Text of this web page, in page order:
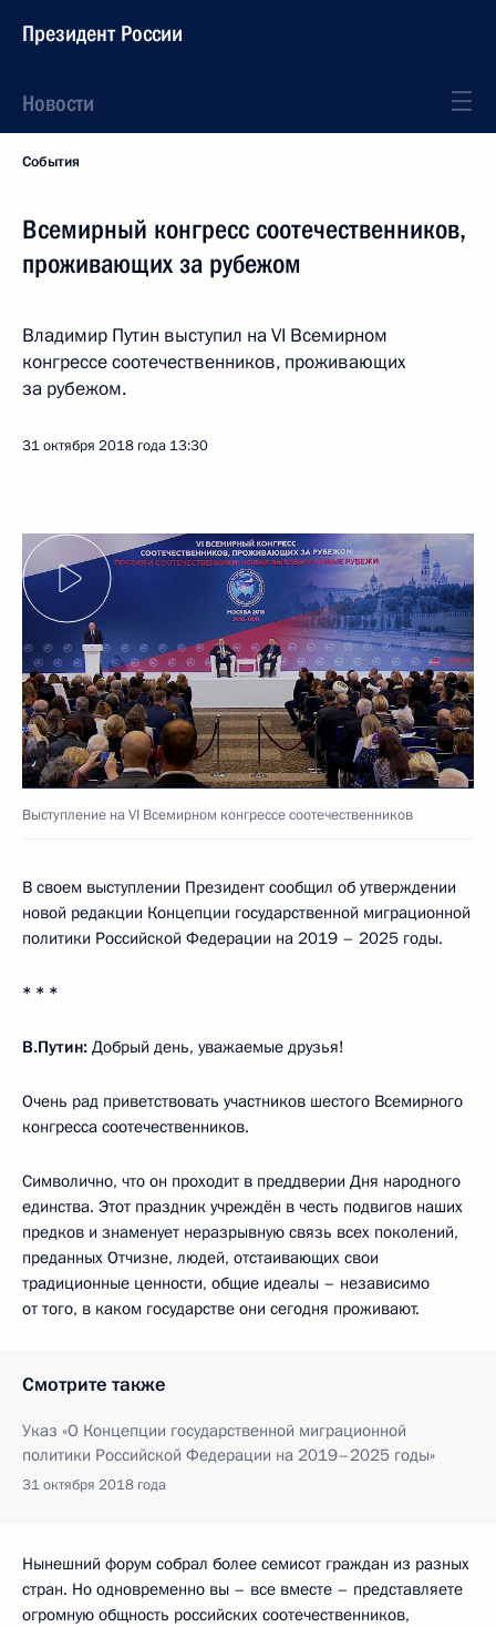
Президент России
Новости
События
Всемирный конгресс соотечественников,
проживающих за рубежом
Владимир Путин выступил на VI Всемирном
конгрессе соотечественников, проживающих
за рубежом.
31 октября 2018 года 13:30
Выступление на VI Всемирном конгрессе соотечественников
В своем выступлении Президент сообщил об утверждении
новой редакции Концепции государственной миграционной
политики Российской Федерации на 2019 – 2025 годы.
* * *
В.Путин: Добрый день, уважаемые друзья!
Очень рад приветствовать участников шестого Всемирного
конгресса соотечественников.
Символично, что он проходит в преддверии Дня народного
единства. Этот праздник учреждён в честь подвигов наших
предков и знаменует неразрывную связь всех поколений,
преданных Отчизне, людей, отстаивающих свои
традиционные ценности, общие идеалы – независимо
от того, в каком государстве они сегодня проживают.
Смотрите также
Указ «О Концепции государственной миграционной
политики Российской Федерации на 2019–2025 годы»
31 октября 2018 года
Нынешний форум собрал более семисот граждан из разных
стран. Но одновременно вы – все вместе – представляете
огромную общность российских соотечественников,